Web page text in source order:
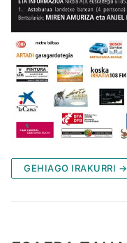
GEHIAGO IRAKURRI →